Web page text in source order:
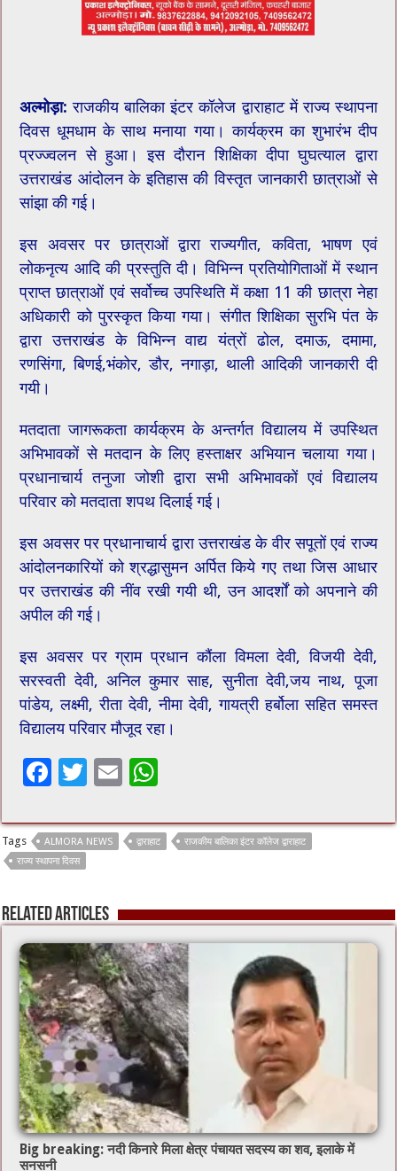
अल्मोड़ा: राजकीय बालिका इंटर कॉलेज द्वाराहाट में राज्य स्थापना
दिवस धूमधाम के साथ मनाया गया। कार्यक्रम का शुभारंभ दीप
प्रज्ज्वलन से हुआ। इस दौरान शिक्षिका दीपा घुघत्याल द्वारा
उत्तराखंड आंदोलन के इतिहास की विस्तृत जानकारी छात्राओं से
सांझा की गई।
इस अवसर पर छात्राओं द्वारा राज्यगीत, कविता, भाषण एवं
लोकनृत्य आदि की प्रस्तुति दी। विभिन्न प्रतियोगिताओं में स्थान
प्राप्त छात्राओं एवं सर्वोच्च उपस्थिति में कक्षा 11 की छात्रा नेहा
अधिकारी को पुरस्कृत किया गया। संगीत शिक्षिका सुरभि पंत के
द्वारा उत्तराखंड के विभिन्न वाद्य यंत्रों ढोल, दमाऊ, दमामा,
रणसिंगा, बिणई,भंकोर, डौर, नगाड़ा, थाली आदिकी जानकारी दी
गयी।
मतदाता जागरूकता कार्यक्रम के अन्तर्गत विद्यालय में उपस्थित
अभिभावकों से मतदान के लिए हस्ताक्षर अभियान चलाया गया।
प्रधानाचार्य तनुजा जोशी द्वारा सभी अभिभावकों एवं विद्यालय
परिवार को मतदाता शपथ दिलाई गई।
इस अवसर पर प्रधानाचार्य द्वारा उत्तराखंड के वीर सपूतों एवं राज्य
आंदोलनकारियों को श्रद्धासुमन अर्पित किये गए तथा जिस आधार
पर उत्तराखंड की नींव रखी गयी थी, उन आदर्शों को अपनाने की
अपील की गई।
इस अवसर पर ग्राम प्रधान कौंला विमला देवी, विजयी देवी,
सरस्वती देवी, अनिल कुमार साह, सुनीता देवी,जय नाथ, पूजा
पांडेय, लक्ष्मी, रीता देवी, नीमा देवी, गायत्री हर्बोला सहित समस्त
विद्यालय परिवार मौजूद रहा।
F
e
b
o
k
T
tt
er
E
ai
l
at
sA
p
Tags ALMORA NEWS द्वाराहाट
राजकीय बालिका इंटर कॉलेज द्वाराहाट
राज्य स्थापना दिवस
Related Articles
Big breaking: नदी किनारे मिला क्षेत्र पंचायत सदस्य का शव, इलाके में
सनसनी